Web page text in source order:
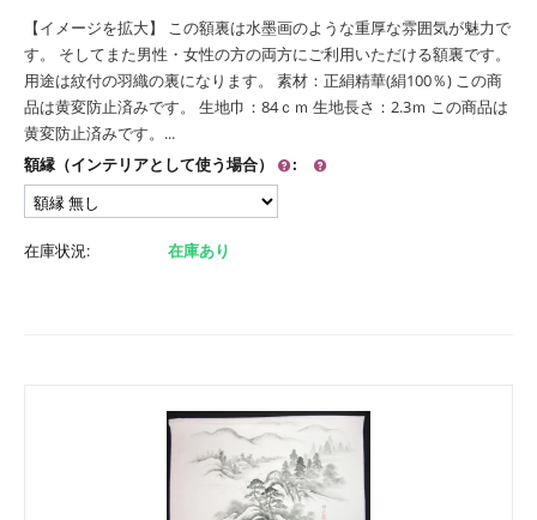
【イメージを拡大】 この額裏は水墨画のような重厚な雰囲気が魅力で
す。 そしてまた男性・女性の方の両方にご利用いただける額裏です。
用途は紋付の羽織の裏になります。 素材：正絹精華(絹100％) この商
品は黄変防止済みです。 生地巾：84ｃｍ 生地長さ：2.3ｍ この商品は
黄変防止済みです。...
額縁（インテリアとして使う場合）
:
在庫状況: 在庫あり